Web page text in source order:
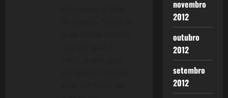
novembro
2012
outubro
2012
setembro
2012